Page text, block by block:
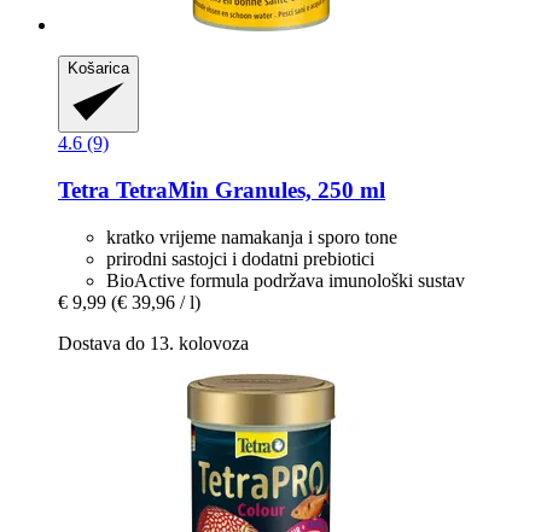
Košarica
4.6 (9)
Tetra TetraMin Granules, 250 ml
kratko vrijeme namakanja i sporo tone
prirodni sastojci i dodatni prebiotici
BioActive formula podržava imunološki sustav
€ 9,99 (€ 39,96 / l)
Dostava do 13. kolovoza